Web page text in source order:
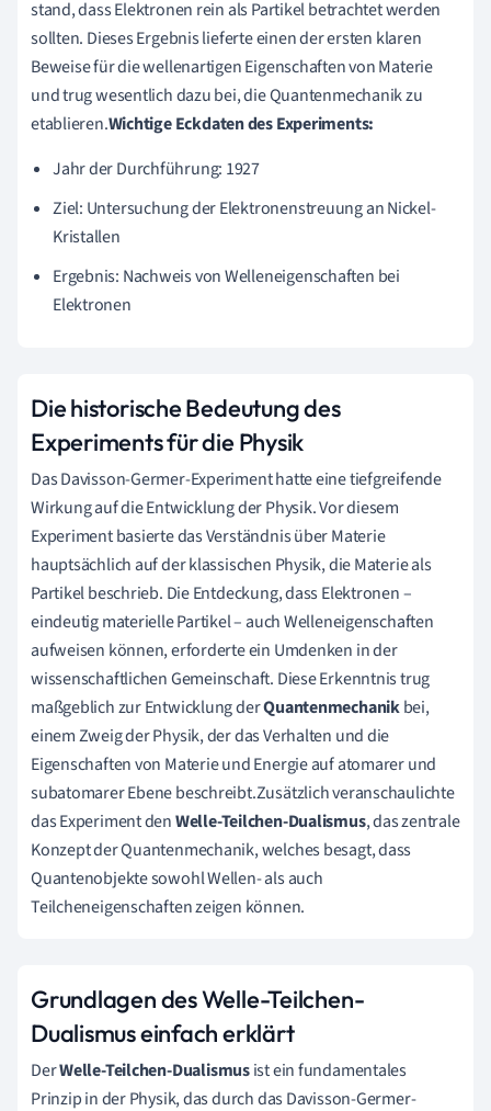
stand, dass Elektronen rein als Partikel betrachtet werden
sollten. Dieses Ergebnis lieferte einen der ersten klaren
Beweise für die wellenartigen Eigenschaften von Materie
und trug wesentlich dazu bei, die Quantenmechanik zu
etablieren.Wichtige Eckdaten des Experiments:
Jahr der Durchführung: 1927
Ziel: Untersuchung der Elektronenstreuung an Nickel-
Kristallen
Ergebnis: Nachweis von Welleneigenschaften bei
Elektronen
Die historische Bedeutung des
Experiments für die Physik
Das Davisson-Germer-Experiment hatte eine tiefgreifende
Wirkung auf die Entwicklung der Physik. Vor diesem
Experiment basierte das Verständnis über Materie
hauptsächlich auf der klassischen Physik, die Materie als
Partikel beschrieb. Die Entdeckung, dass Elektronen –
eindeutig materielle Partikel – auch Welleneigenschaften
aufweisen können, erforderte ein Umdenken in der
wissenschaftlichen Gemeinschaft. Diese Erkenntnis trug
maßgeblich zur Entwicklung derQuantenmechanikbei,
einem Zweig der Physik, der das Verhalten und die
Eigenschaften von Materie und Energie auf atomarer und
subatomarer Ebene beschreibt.Zusätzlich veranschaulichte
das Experiment denWelle-Teilchen-Dualismus, das zentrale
Konzept der Quantenmechanik, welches besagt, dass
Quantenobjekte sowohl Wellen- als auch
Teilcheneigenschaften zeigen können.
Grundlagen des Welle-Teilchen-
Dualismus einfach erklärt
DerWelle-Teilchen-Dualismusist ein fundamentales
Prinzip in der Physik, das durch das Davisson-Germer-